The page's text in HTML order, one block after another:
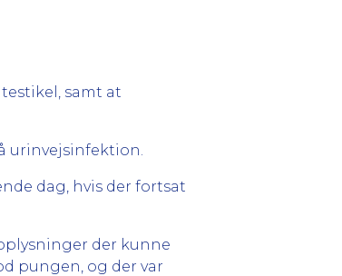
samt at
urinvejsinfektion.
dag, hvis der fortsat
der kunne
pungen, og der var